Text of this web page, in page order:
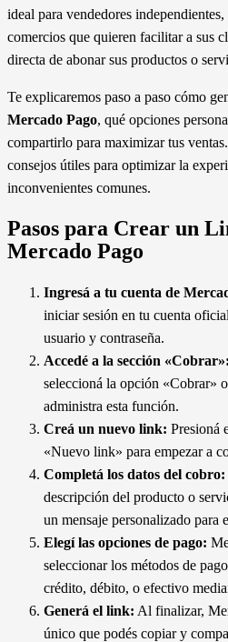
ideal para vendedores
comercios que quieren facilitar a sus
directa de abonar sus productos o
Te explicaremos paso a paso cómo
Mercado Pago, qué opciones
compartirlo para maximizar tus
consejos útiles para optimizar la
inconvenientes comunes.
Pasos para Crear un
Mercado Pago
Ingresá a tu cuenta de
iniciar sesión en tu cuenta
usuario y contraseña.
Accedé a la sección «Cobrar»:
seleccioná la opción «Cobrar»
administra esta función.
Creá un nuevo link: Presioná
«Nuevo link» para empezar a
Completá los datos del cobro:
descripción del producto o
un mensaje personalizado para
Elegí las opciones de pago:
seleccionar los métodos de
crédito, débito, o efectivo
Generá el link: Al finalizar,
único que podés copiar y